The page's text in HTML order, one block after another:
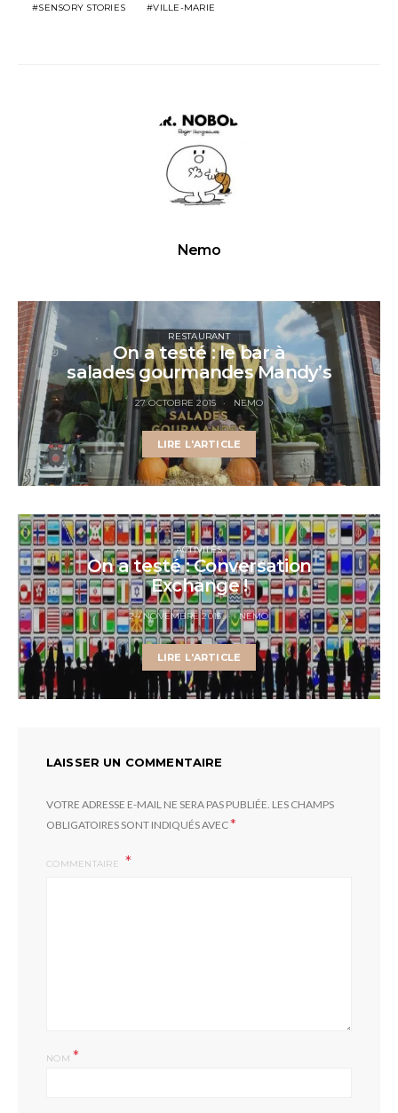
SENSORY STORIES
VILLE-MARIE
Nemo
RESTAURANT
On a testé : le bar à
salades gourmandes Mandy’s
27 OCTOBRE 2015 NEMO
LIRE L'ARTICLE
ACTIVITÉS
On a testé : Conversation
Exchange !
24 NOVEMBRE 2015 NEMO
LIRE L'ARTICLE
LAISSER UN COMMENTAIRE
VOTRE ADRESSE E-MAIL NE SERA PAS PUBLIÉE. LES CHAMPS
OBLIGATOIRES SONT INDIQUÉS AVEC*
COMMENTAIRE
NOM *